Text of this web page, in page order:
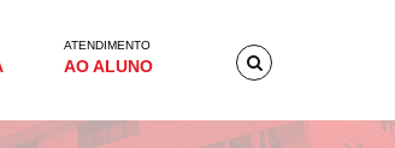
ATENDIMENTO
AO ALUNO